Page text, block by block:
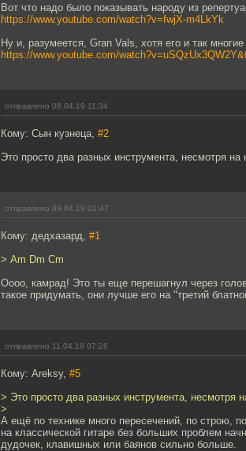
Вот что надо было показывать народу из
https://www.youtube.com/watch?v=fwjX-m4LkYk
Ну и, разумеется, Gran Vals, хотя его и так
https://www.youtube.com/
отправлено 08.04.19 11:34
Кому: Сын кузнеца, #2
Это просто два разных инструмента, несмотря на
отправлено 09.04.19 01:47
Кому: дедхазард, #1
> Am Dm Cm
Оооо, камрад! Это ты еще перешагнул через
такое придумать, они лучше его на "третий
отправлено 11.04.19 07:26
Кому: Areksy, #5
> Это просто два разных инструмента, несмотря
>
А ещё по технике много пересечений, по строю,
на классической гитаре без больших проблем
дудочек, клавишных или баянов сильно больше.